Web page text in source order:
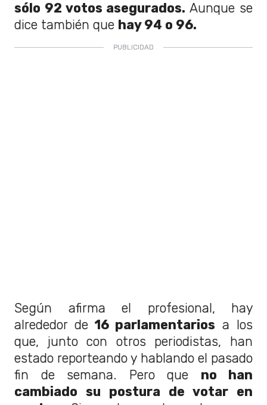
sólo 92 votos asegurados. Aunque se
dice también que hay 94 o 96.
Según afirma el profesional, hay
alrededor de16 parlamentarios a los
que, junto con otros periodistas, han
estado reporteando y hablando el pasado
fin de semana. Pero que no han
cambiado su postura de votar en